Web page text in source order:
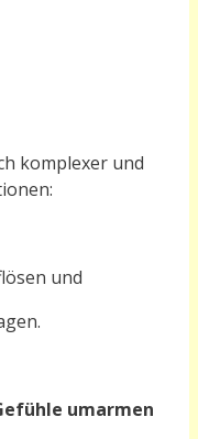
komplexer und
und
umarmen